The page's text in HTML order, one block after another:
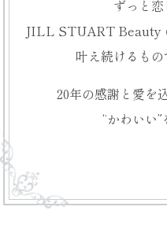
ずっと恋
JILL STUART Beauty
叶え続けるも
20年の感謝と愛を
“かわいい”